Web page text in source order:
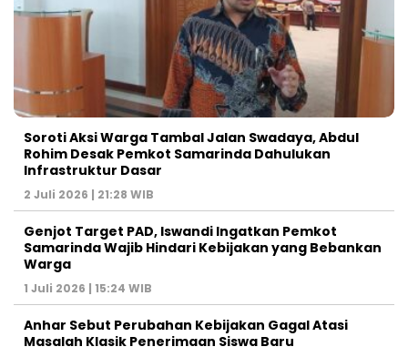
Soroti Aksi Warga Tambal Jalan Swadaya, Abdul
Rohim Desak Pemkot Samarinda Dahulukan
Infrastruktur Dasar
2 Juli 2026 | 21:28 WIB
Genjot Target PAD, Iswandi Ingatkan Pemkot
Samarinda Wajib Hindari Kebijakan yang Bebankan
Warga
1 Juli 2026 | 15:24 WIB
Anhar Sebut Perubahan Kebijakan Gagal Atasi
Masalah Klasik Penerimaan Siswa Baru